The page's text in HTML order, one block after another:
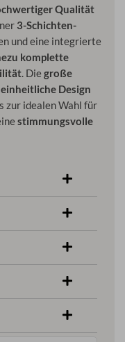
Qualität
3-Schichten-
und eine integrierte
komplette
. Diegroße
Design
zur idealen Wahl für
stimmungsvolle